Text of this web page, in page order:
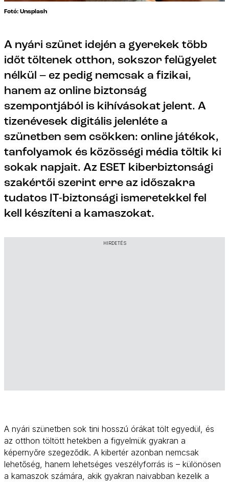
Fotó: Unsplash
A nyári szünet idején a gyerekek több
időt töltenek otthon, sokszor felügyelet
nélkül – ez pedig nemcsak a fizikai,
hanem az online biztonság
szempontjából is kihívásokat jelent. A
tizenévesek digitális jelenléte a
szünetben sem csökken: online játékok,
tanfolyamok és közösségi média töltik ki
sokak napjait. Az ESET kiberbiztonsági
szakértői szerint erre az időszakra
tudatos IT-biztonsági ismeretekkel fel
kell készíteni a kamaszokat.
HIRDETÉS
A nyári szünetben sok tini hosszú órákat tölt egyedül, és
az otthon töltött hetekben a figyelmük gyakran a
képernyőre szegeződik. A kibertér azonban nemcsak
lehetőség, hanem lehetséges veszélyforrás is – különösen
a kamaszok számára, akik gyakran naivabban kezelik a